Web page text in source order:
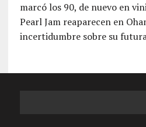
marcó los 90, de nuevo en
Pearl Jam reaparecen en
incertidumbre sobre su